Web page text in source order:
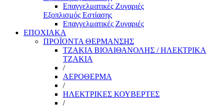
Επαγγελματικές Ζυγαριές
Εξοπλισμός Εστίασης
Επαγγελματικές Ζυγαριές
ΕΠΟΧΙΑΚΑ
ΠΡΟΪΟΝΤΑ ΘΕΡΜΑΝΣΗΣ
ΤΖΑΚΙΑ ΒΙΟΑΙΘΑΝΟΛΗΣ / ΗΛΕΚΤΡΙΚΑ
ΤΖΑΚΙΑ
/
ΑΕΡΟΘΕΡΜΑ
/
ΗΛΕΚΤΡΙΚΕΣ ΚΟΥΒΕΡΤΕΣ
/